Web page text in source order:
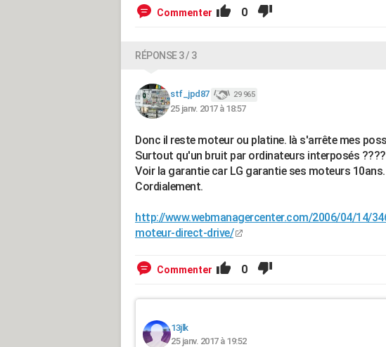
Commenter 0
RÉPONSE 3 / 3
stf_jpd87 29 965
25 janv. 2017 à 18:57
Donc il reste moteur ou platine. là s'arrête mes
Surtout qu'un bruit par ordinateurs interposés ????
Voir la garantie car LG garantie ses moteurs 10ans.
Cordialement.
http://www.webmanagercenter.com/2006/04/14/
moteur-direct-drive/
Commenter 0
13jlk
25 janv. 2017 à 19:52